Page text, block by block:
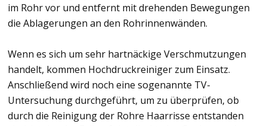
im Rohr vor und entfernt mit drehenden Bewegungen
die Ablagerungen an den Rohrinnenwänden.
Wenn es sich um sehr hartnäckige Verschmutzungen
handelt, kommen Hochdruckreiniger zum Einsatz.
Anschließend wird noch eine sogenannte TV-
Untersuchung durchgeführt, um zu überprüfen, ob
durch die Reinigung der Rohre Haarrisse entstanden